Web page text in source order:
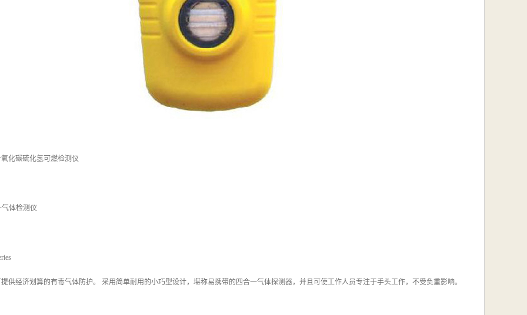
化碳硫化氢可燃检测仪
体检测仪
提供经济划算的有毒气体防护。 采用简单耐用的小巧型设计，堪称易携带的四合一气体探测器，并且可使工作人员专注于手头工作，不受负重影响。